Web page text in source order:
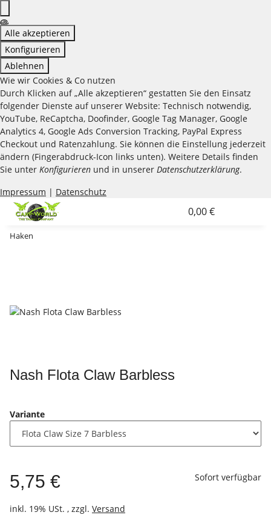
Alle akzeptieren
Konfigurieren
Ablehnen
Wie wir Cookies & Co nutzen
Durch Klicken auf „Alle akzeptieren“ gestatten Sie den Einsatz
folgender Dienste auf unserer Website: Technisch notwendig,
YouTube, ReCaptcha, Doofinder, Google Tag Manager, Google
Analytics 4, Google Ads Conversion Tracking, PayPal Express
Checkout und Ratenzahlung. Sie können die Einstellung jederzeit
ändern (Fingerabdruck-Icon links unten). Weitere Details finden
Sie unter Konfigurieren und in unserer Datenschutzerklärung.
Impressum | Datenschutz
0,00 €
Haken
Nash Flota Claw Barbless
Variante
5,75 €
inkl. 19% USt. , zzgl. Versand
Sofort verfügbar